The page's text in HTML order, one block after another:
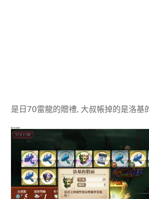
是日70雷龍的贈禮, 大叔帳掉的是洛基